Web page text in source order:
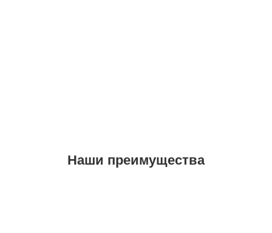
Наши преимущества